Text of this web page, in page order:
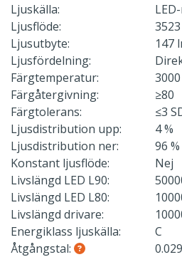
Ljuskälla:
Ljusflöde:
Ljusutbyte:
147
Ljusfördelning:
Färgtemperatur:
Färgåtergivning:
≥80
Färgtolerans:
≤3
Ljusdistribution upp:
4 %
Ljusdistribution ner:
96 %
Konstant ljusflöde:
Nej
Livslängd LED L90:
Livslängd LED L80:
Livslängd drivare:
Energiklass ljuskälla:
C
Åtgångstal:
0.029